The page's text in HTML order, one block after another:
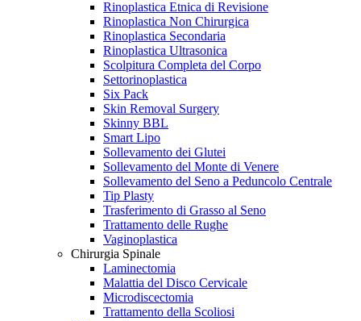
Rinoplastica Etnica di Revisione
Rinoplastica Non Chirurgica
Rinoplastica Secondaria
Rinoplastica Ultrasonica
Scolpitura Completa del Corpo
Settorinoplastica
Six Pack
Skin Removal Surgery
Skinny BBL
Smart Lipo
Sollevamento dei Glutei
Sollevamento del Monte di Venere
Sollevamento del Seno a Peduncolo Centrale
Tip Plasty
Trasferimento di Grasso al Seno
Trattamento delle Rughe
Vaginoplastica
Chirurgia Spinale
Laminectomia
Malattia del Disco Cervicale
Microdiscectomia
Trattamento della Scoliosi